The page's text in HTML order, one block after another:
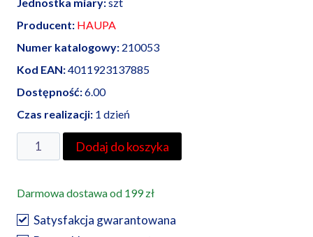
Producent: HAUPA
Numer katalogowy: 210053
Kod EAN:4011923137885
Dostępność:6.00
Czas realizacji: 1 dzień
ilość
Haupa
2K
180
Dodaj do koszyka
Darmowa dostawa od 199 zł
Satysfakcja gwarantowana